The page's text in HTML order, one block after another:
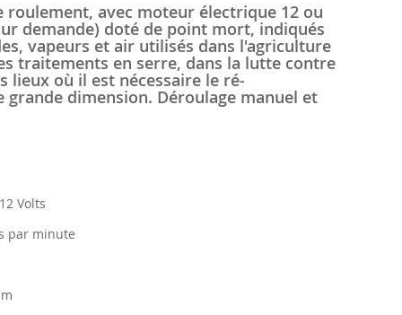
roulement, avec moteur électrique 12 ou
demande) doté de point mort, indiqués
vapeurs et air utilisés dans l'agriculture
traitements en serre, dans la lutte contre
lieux où il est nécessaire le ré-
dimension. Déroulage manuel et
Volts
par minute